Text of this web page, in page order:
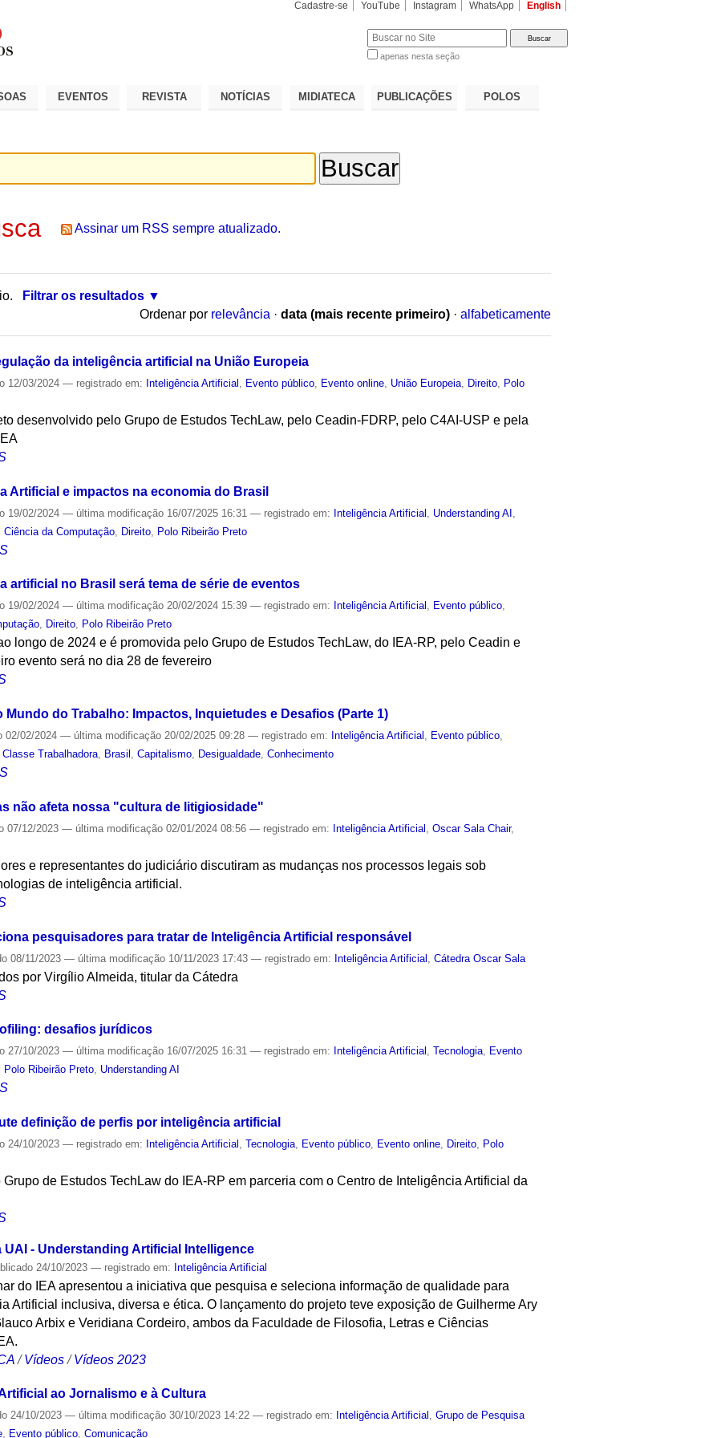
Cadastre-se YouTube Instagram WhatsApp English
apenas nesta seção
EVENTOS REVISTA NOTÍCIAS MIDIATECA PUBLICAÇÕES POLOS
Assinar um RSS sempre atualizado.
Filtrar os resultados
Ordenar por relevância · data (mais recente primeiro) · alfabeticamente
da inteligência artificial na União Europeia
12/03/2024— registrado em: Inteligência Artificial Evento público Evento online União Europeia Direito
Polo
desenvolvido pelo Grupo de Estudos TechLaw, pelo Ceadin-FDRP, pelo C4AI-USP e pela
Artificial e impactos na economia do Brasil
19/02/2024— última modificação 16/07/2025 16:31— registrado em: Inteligência Artificial Understanding AI
,Ciência da Computação Direito Polo Ribeirão Preto
artificial no Brasil será tema de série de eventos
19/02/2024— última modificação 20/02/2024 15:39— registrado em: Inteligência Artificial , Evento público,
, Direito, Polo Ribeirão Preto
longo de 2024 e é promovida pelo Grupo de Estudos TechLaw, do IEA-RP, pelo Ceadin e
evento será no dia 28 de fevereiro
do Trabalho: Impactos, Inquietudes e Desafios (Parte 1)
02/02/2024— última modificação 20/02/2025 09:28— registrado em: Inteligência Artificial , Evento público,
Trabalhadora, Brasil ,Capitalismo, Desigualdade,Conhecimento
não afeta nossa "cultura de litigiosidade"
07/12/2023— última modificação 02/01/2024 08:56— registrado em: Inteligência Artificial ,Oscar Sala Chair,
e representantes do judiciário discutiram as mudanças nos processos legais sob
de inteligência artificial.
pesquisadores para tratar de Inteligência Artificial responsável
08/11/2023— última modificação 10/11/2023 17:43— registrado em: Inteligência Artificial ,Cátedra Oscar Sala
por Virgílio Almeida, titular da Cátedra
desafios jurídicos
27/10/2023— última modificação 16/07/2025 16:31— registrado em: Inteligência Artificial ,Tecnologia, Evento
Polo Ribeirão Preto, Understanding AI
definição de perfis por inteligência artificial
24/10/2023— registrado em: Inteligência Artificial ,Tecnologia Evento público Evento online Direito
Polo
de Estudos TechLaw do IEA-RP em parceria com o Centro de Inteligência Artificial da
UAI - Understanding Artificial Intelligence
24/10/2023— registrado em: Inteligência Artificial
do IEA apresentou a iniciativa que pesquisa e seleciona informação de qualidade para
Artificial inclusiva, diversa e ética. O lançamento do projeto teve exposição de Guilherme Ary
Arbix e Veridiana Cordeiro, ambos da Faculdade de Filosofia, Letras e Ciências
/Vídeos /Vídeos 2023
ao Jornalismo e à Cultura
24/10/2023— última modificação 30/10/2023 14:22— registrado em: Inteligência Artificial ,Grupo de Pesquisa
, Evento público,Comunicação